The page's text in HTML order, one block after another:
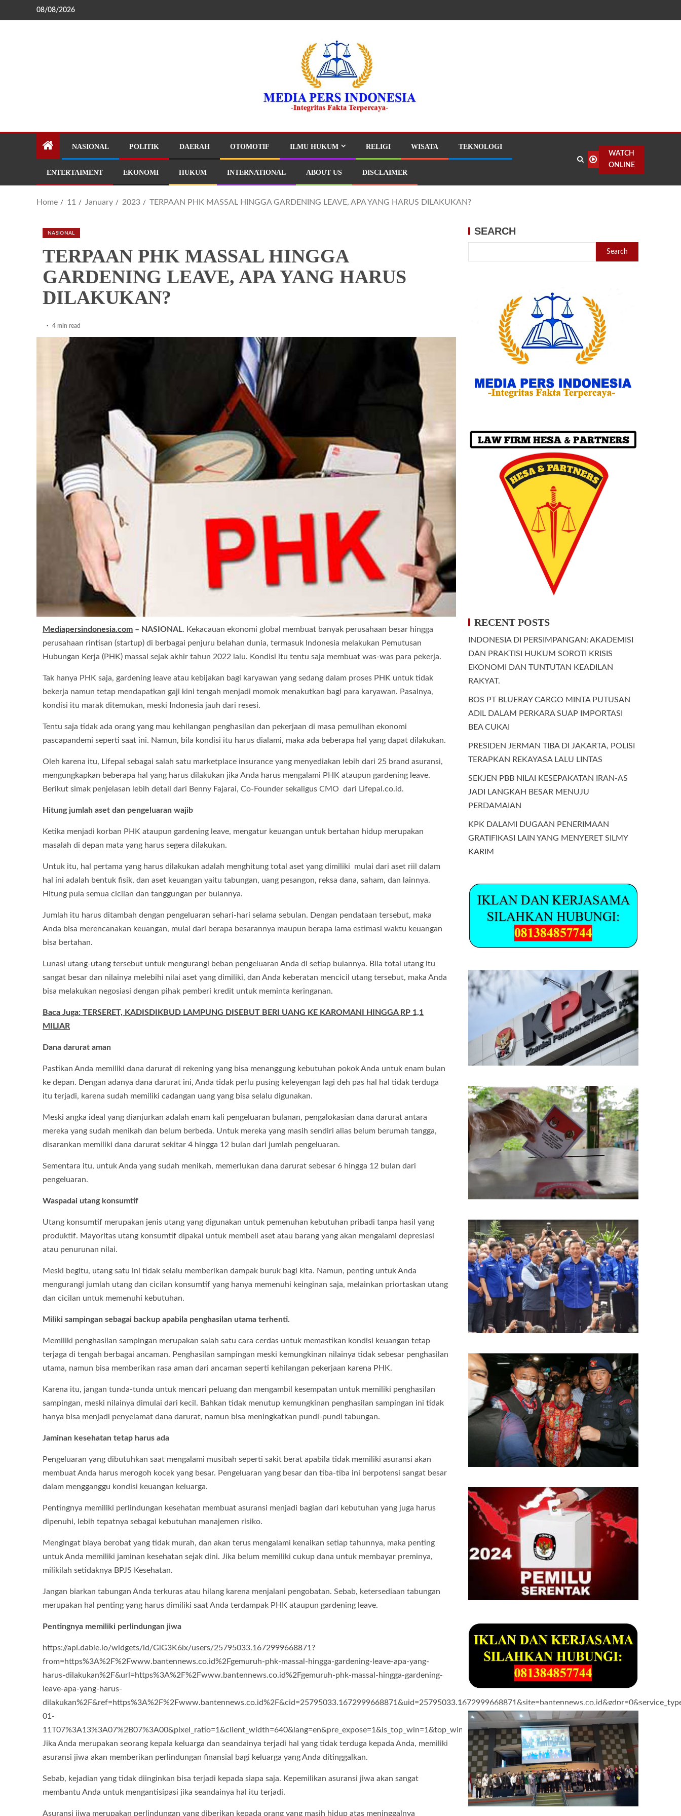
08/08/2026
NASIONAL POLITIK DAERAH OTOMOTIF ILMU HUKUM RELIGI WISATA TEKNOLOGI
ENTERTAIMENT EKONOMI HUKUM INTERNATIONAL ABOUT US DISCLAIMER
WATCH
ONLINE
Home 11 January 2023 TERPAAN PHK MASSAL HINGGA GARDENING LEAVE, APA YANG HARUS DILAKUKAN?
NASIONAL
TERPAAN PHK MASSAL HINGGA
GARDENING LEAVE, APA YANG HARUS
DILAKUKAN?
4 min read
Mediapersindonesia.com – NASIONAL. Kekacauan ekonomi global membuat banyak perusahaan besar hingga
perusahaan rintisan (startup) di berbagai penjuru belahan dunia, termasuk Indonesia melakukan Pemutusan
Hubungan Kerja (PHK) massal sejak akhir tahun 2022 lalu. Kondisi itu tentu saja membuat was-was para pekerja.
Tak hanya PHK saja, gardening leave atau kebijakan bagi karyawan yang sedang dalam proses PHK untuk tidak
bekerja namun tetap mendapatkan gaji kini tengah menjadi momok menakutkan bagi para karyawan. Pasalnya,
kondisi itu marak ditemukan, meski Indonesia jauh dari resesi.
Tentu saja tidak ada orang yang mau kehilangan penghasilan dan pekerjaan di masa pemulihan ekonomi
pascapandemi seperti saat ini. Namun, bila kondisi itu harus dialami, maka ada beberapa hal yang dapat dilakukan.
Oleh karena itu, Lifepal sebagai salah satu marketplace insurance yang menyediakan lebih dari 25 brand asuransi,
mengungkapkan beberapa hal yang harus dilakukan jika Anda harus mengalami PHK ataupun gardening leave.
Berikut simak penjelasan lebih detail dari Benny Fajarai, Co-Founder sekaligus CMO dari Lifepal.co.id.
Hitung jumlah aset dan pengeluaran wajib
Ketika menjadi korban PHK ataupun gardening leave, mengatur keuangan untuk bertahan hidup merupakan
masalah di depan mata yang harus segera dilakukan.
Untuk itu, hal pertama yang harus dilakukan adalah menghitung total aset yang dimiliki mulai dari aset riil dalam
hal ini adalah bentuk fisik, dan aset keuangan yaitu tabungan, uang pesangon, reksa dana, saham, dan lainnya.
Hitung pula semua cicilan dan tanggungan per bulannya.
Jumlah itu harus ditambah dengan pengeluaran sehari-hari selama sebulan. Dengan pendataan tersebut, maka
Anda bisa merencanakan keuangan, mulai dari berapa besarannya maupun berapa lama estimasi waktu keuangan
bisa bertahan.
Lunasi utang-utang tersebut untuk mengurangi beban pengeluaran Anda di setiap bulannya. Bila total utang itu
sangat besar dan nilainya melebihi nilai aset yang dimiliki, dan Anda keberatan mencicil utang tersebut, maka Anda
bisa melakukan negosiasi dengan pihak pemberi kredit untuk meminta keringanan.
Baca Juga: TERSERET, KADISDIKBUD LAMPUNG DISEBUT BERI UANG KE KAROMANI HINGGA RP 1,1
MILIAR
Dana darurat aman
Pastikan Anda memiliki dana darurat di rekening yang bisa menanggung kebutuhan pokok Anda untuk enam bulan
ke depan. Dengan adanya dana darurat ini, Anda tidak perlu pusing keleyengan lagi deh pas hal hal tidak terduga
itu terjadi, karena sudah memiliki cadangan uang yang bisa selalu digunakan.
Meski angka ideal yang dianjurkan adalah enam kali pengeluaran bulanan, pengalokasian dana darurat antara
mereka yang sudah menikah dan belum berbeda. Untuk mereka yang masih sendiri alias belum berumah tangga,
disarankan memiliki dana darurat sekitar 4 hingga 12 bulan dari jumlah pengeluaran.
Sementara itu, untuk Anda yang sudah menikah, memerlukan dana darurat sebesar 6 hingga 12 bulan dari
pengeluaran.
Waspadai utang konsumtif
Utang konsumtif merupakan jenis utang yang digunakan untuk pemenuhan kebutuhan pribadi tanpa hasil yang
produktif. Mayoritas utang konsumtif dipakai untuk membeli aset atau barang yang akan mengalami depresiasi
atau penurunan nilai.
Meski begitu, utang satu ini tidak selalu memberikan dampak buruk bagi kita. Namun, penting untuk Anda
mengurangi jumlah utang dan cicilan konsumtif yang hanya memenuhi keinginan saja, melainkan priortaskan utang
dan cicilan untuk memenuhi kebutuhan.
Miliki sampingan sebagai backup apabila penghasilan utama terhenti.
Memiliki penghasilan sampingan merupakan salah satu cara cerdas untuk memastikan kondisi keuangan tetap
terjaga di tengah berbagai ancaman. Penghasilan sampingan meski kemungkinan nilainya tidak sebesar penghasilan
utama, namun bisa memberikan rasa aman dari ancaman seperti kehilangan pekerjaan karena PHK.
Karena itu, jangan tunda-tunda untuk mencari peluang dan mengambil kesempatan untuk memiliki penghasilan
sampingan, meski nilainya dimulai dari kecil. Bahkan tidak menutup kemungkinan penghasilan sampingan ini tidak
hanya bisa menjadi penyelamat dana darurat, namun bisa meningkatkan pundi-pundi tabungan.
Jaminan kesehatan tetap harus ada
Pengeluaran yang dibutuhkan saat mengalami musibah seperti sakit berat apabila tidak memiliki asuransi akan
membuat Anda harus merogoh kocek yang besar. Pengeluaran yang besar dan tiba-tiba ini berpotensi sangat besar
dalam mengganggu kondisi keuangan keluarga.
Pentingnya memiliki perlindungan kesehatan membuat asuransi menjadi bagian dari kebutuhan yang juga harus
dipenuhi, lebih tepatnya sebagai kebutuhan manajemen risiko.
Mengingat biaya berobat yang tidak murah, dan akan terus mengalami kenaikan setiap tahunnya, maka penting
untuk Anda memiliki jaminan kesehatan sejak dini. Jika belum memiliki cukup dana untuk membayar preminya,
milikilah setidaknya BPJS Kesehatan.
Jangan biarkan tabungan Anda terkuras atau hilang karena menjalani pengobatan. Sebab, ketersediaan tabungan
merupakan hal penting yang harus dimiliki saat Anda terdampak PHK ataupun gardening leave.
Pentingnya memiliki perlindungan jiwa
https://api.dable.io/widgets/id/GlG3K6lx/users/25795033.1672999668871?
from=https%3A%2F%2Fwww.bantennews.co.id%2Fgemuruh-phk-massal-hingga-gardening-leave-apa-yang-
harus-dilakukan%2F&url=https%3A%2F%2Fwww.bantennews.co.id%2Fgemuruh-phk-massal-hingga-gardening-
leave-apa-yang-harus-
01-
11T07%3A13%3A07%2B07%3A00&pixel_ratio=1&client_width=640&lang=en&pre_expose=1&is_top_win=1&top_win_accessible=1&is_lazyload=0&inarticle_init=1
Jika Anda merupakan seorang kepala keluarga dan seandainya terjadi hal yang tidak terduga kepada Anda, memiliki
asuransi jiwa akan memberikan perlindungan finansial bagi keluarga yang Anda ditinggalkan.
Sebab, kejadian yang tidak diinginkan bisa terjadi kepada siapa saja. Kepemilikan asuransi jiwa akan sangat
membantu Anda untuk mengantisipasi jika seandainya hal itu terjadi.
Asuransi jiwa merupakan perlindungan yang diberikan kepada orang yang masih hidup atas meninggalnya
SEARCH
Search
RECENT POSTS
INDONESIA DI PERSIMPANGAN: AKADEMISI
DAN PRAKTISI HUKUM SOROTI KRISIS
EKONOMI DAN TUNTUTAN KEADILAN
RAKYAT.
BOS PT BLUERAY CARGO MINTA PUTUSAN
ADIL DALAM PERKARA SUAP IMPORTASI
BEA CUKAI
PRESIDEN JERMAN TIBA DI JAKARTA, POLISI
TERAPKAN REKAYASA LALU LINTAS
SEKJEN PBB NILAI KESEPAKATAN IRAN-AS
JADI LANGKAH BESAR MENUJU
PERDAMAIAN
KPK DALAMI DUGAAN PENERIMAAN
GRATIFIKASI LAIN YANG MENYERET SILMY
KARIM